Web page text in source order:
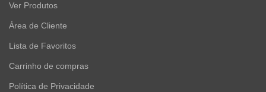
Ver Produtos
Área de Cliente
Lista de Favoritos
Carrinho de compras
Política de Privacidade